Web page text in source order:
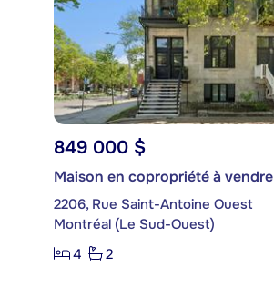
849 000 $
Maison en copropriété à vendre
2206, Rue Saint-Antoine Ouest
Montréal (Le Sud-Ouest)
4
2